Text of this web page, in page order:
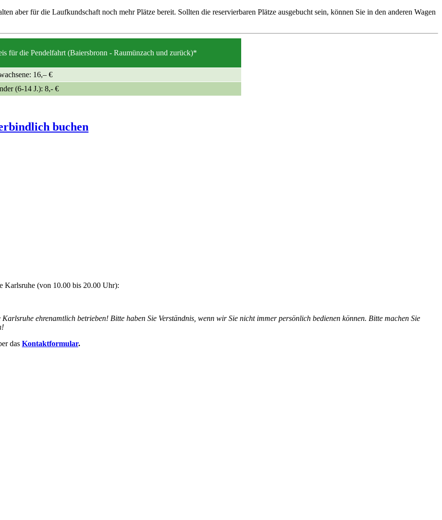
aber für die Laufkundschaft noch mehr Plätze bereit. Sollten die reservierbaren Plätze ausgebucht sein, können Sie in den anderen Wagen
für die Pendelfahrt (Baiersbronn - Raumünzach und zurück)*
16,– €
(6-14 J.): 8,- €
buchen
Karlsruhe (von 10.00 bis 20.00 Uhr):
ehrenamtlich betrieben! Bitte haben Sie Verständnis, wenn wir Sie nicht immer persönlich bedienen können. Bitte machen Sie
das Kontaktformular.